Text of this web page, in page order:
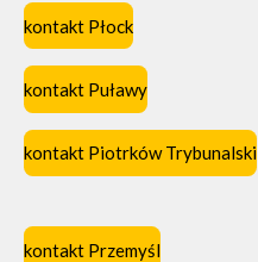
kontakt Płock
kontakt Puławy
kontakt Piotrków Trybunalski
kontakt Przemyśl